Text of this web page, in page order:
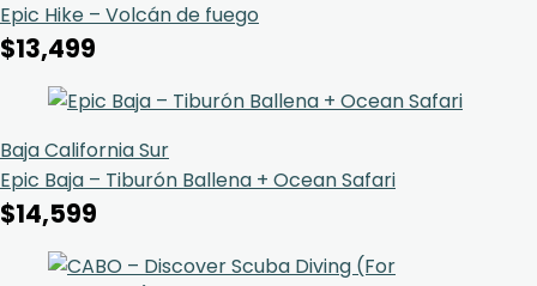
Epic Hike – Volcán de fuego
$13,499
Baja California Sur
Epic Baja – Tiburón Ballena + Ocean Safari
$14,599